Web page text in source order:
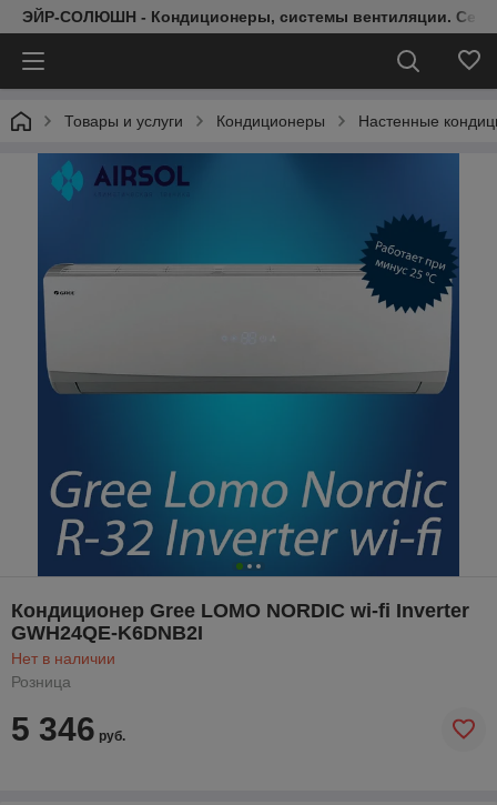
ЭЙР-СОЛЮШН - Кондиционеры, системы вентиляции.
Товары и услуги Кондиционеры Настенные
Кондиционер Gree LOMO NORDIC wi-fi Inverter
GWH24QE-K6DNB2I
Нет в наличии
Розница
5 346 руб.